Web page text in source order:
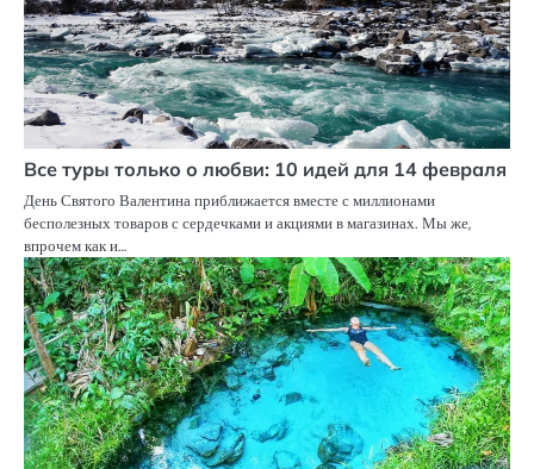
Все туры только о любви: 10 идей для 14 февраля
День Святого Валентина приближается вместе с миллионами
бесполезных товаров с сердечками и акциями в магазинах. Мы же,
впрочем как и…